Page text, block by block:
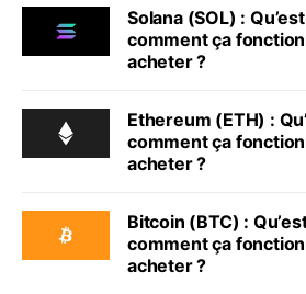
Solana (SOL) :
comment ça
acheter ?
Ethereum (ETH) :
comment ça
acheter ?
Bitcoin (BTC) :
comment ça
acheter ?